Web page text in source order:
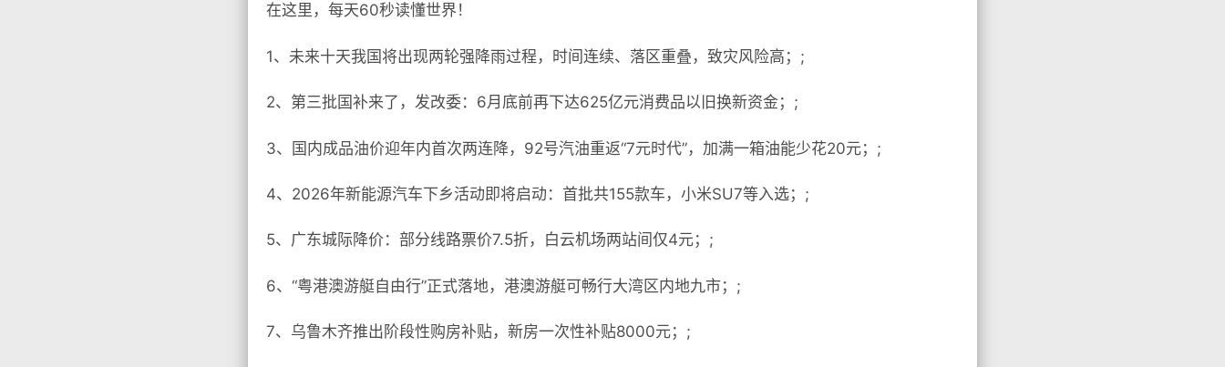
在这里，每天60秒读懂世界！
1、未来十天我国将出现两轮强降雨过程，时间连续、落区重叠，致灾风险高；;
2、第三批国补来了，发改委：6月底前再下达625亿元消费品以旧换新资金；;
3、国内成品油价迎年内首次两连降，92号汽油重返“7元时代”，加满一箱油能少花20元；;
4、2026年新能源汽车下乡活动即将启动：首批共155款车，小米SU7等入选；;
5、广东城际降价：部分线路票价7.5折，白云机场两站间仅4元；;
6、“粤港澳游艇自由行”正式落地，港澳游艇可畅行大湾区内地九市；;
7、乌鲁木齐推出阶段性购房补贴，新房一次性补贴8000元；;